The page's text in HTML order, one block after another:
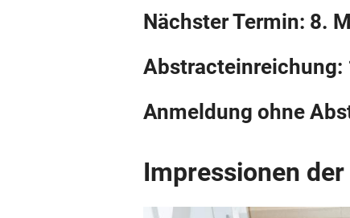
Nächster Termin: 8.
Abstracteinreichung:
Anmeldung ohne
Impressionen